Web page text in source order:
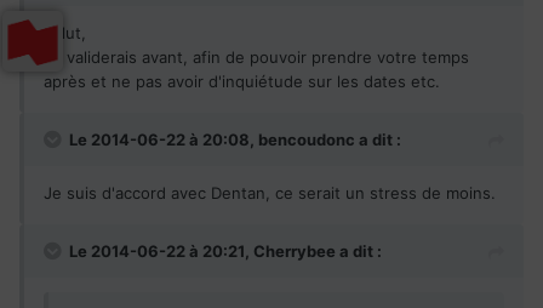
Salut,
Je validerais avant, afin de pouvoir prendre votre temps
après et ne pas avoir d'inquiétude sur les dates etc.
Le 2014-06-22 à 20:08, bencoudonc a dit :
Je suis d'accord avec Dentan, ce serait un stress de moins.
Le 2014-06-22 à 20:21, Cherrybee a dit :